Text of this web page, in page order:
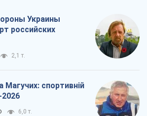
Украины
российских
2,1 т.
Магучих: спортивній
6,0 т.